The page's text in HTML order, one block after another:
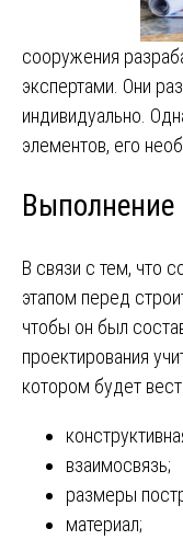
сооружения
экспертами. Они
индивидуально.
элементов, его
Выполнение
В связи с тем, что
этапом перед
чтобы он был
проектирования
котором будет
взаимосвязь;
размеры
материал;